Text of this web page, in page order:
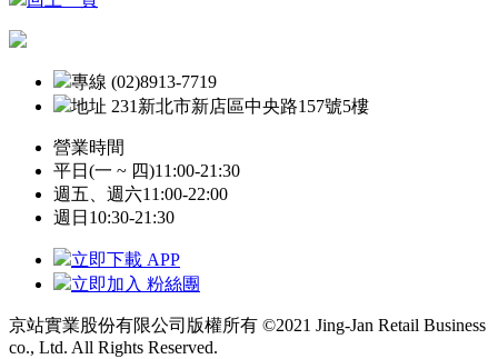
專線 (02)8913-7719
地址 231新北市新店區中央路157號5樓
營業時間
平日(一 ~ 四)11:00-21:30
週五、週六11:00-22:00
週日 10:30-21:30
立即下載 APP
立即加入 粉絲團
京站實業股份有限公司版權所有 ©2021 Jing-Jan Retail Business
co., Ltd. All Rights Reserved.